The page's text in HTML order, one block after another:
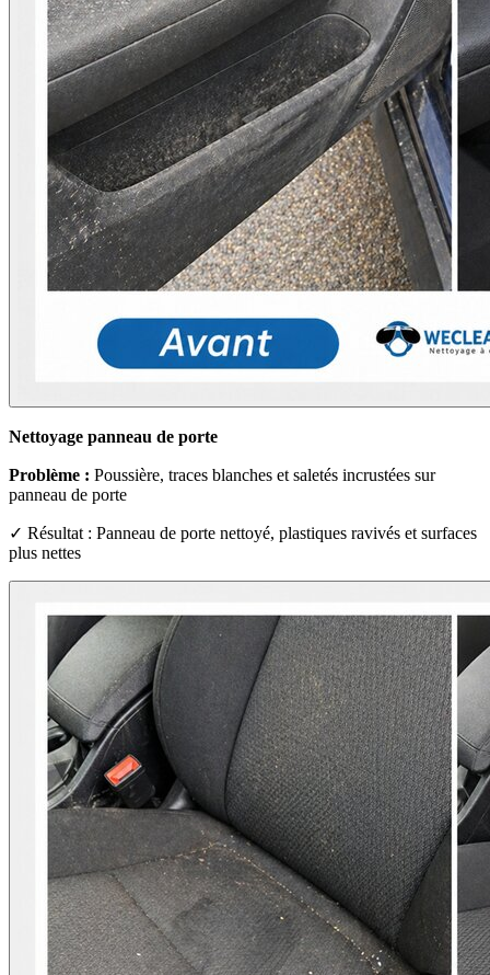
Nettoyage panneau de porte
Problème : Poussière, traces blanches et saletés incrustées sur
panneau de porte
✓ Résultat : Panneau de porte nettoyé, plastiques ravivés et surfaces
plus nettes